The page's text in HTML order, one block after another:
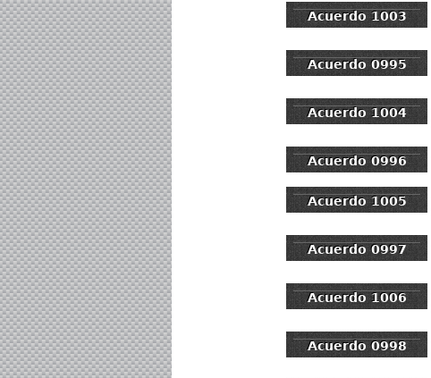
Acuerdo 1003
Acuerdo 0995
Acuerdo 1004
Acuerdo 0996
Acuerdo 1005
Acuerdo 0997
Acuerdo 1006
Acuerdo 0998